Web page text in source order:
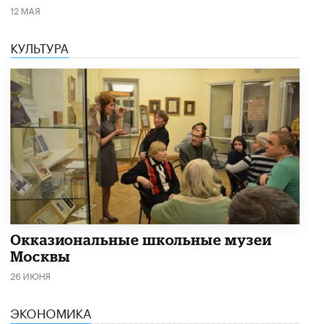
12 МАЯ
КУЛЬТУРА
​Окказиональные школьные музеи
Москвы
26 ИЮНЯ
ЭКОНОМИКА